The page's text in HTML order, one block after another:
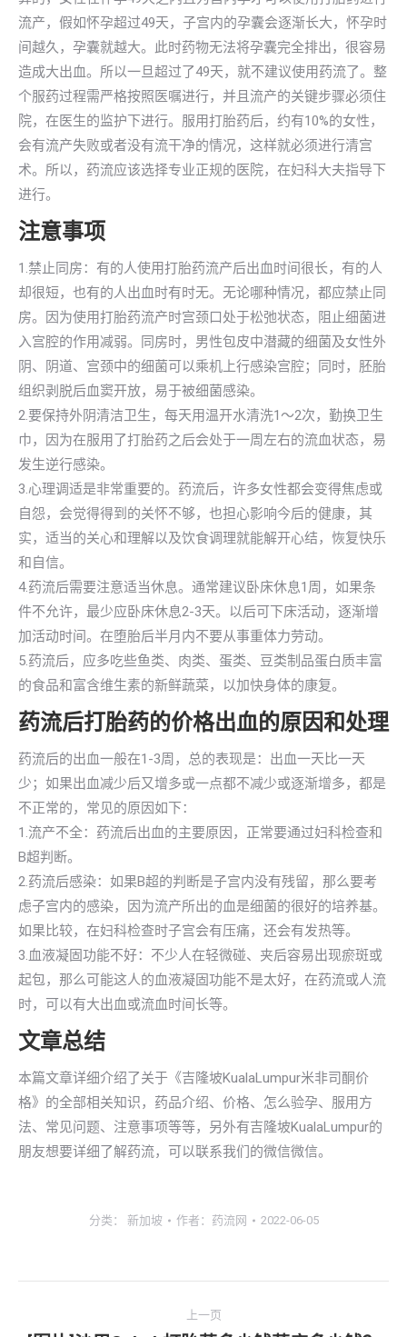
流产，假如怀孕超过49天，子宫内的孕囊会逐渐长大，怀孕时
间越久，孕囊就越大。此时药物无法将孕囊完全排出，很容易
造成大出血。所以一旦超过了49天，就不建议使用药流了。整
个服药过程需严格按照医嘱进行，并且流产的关键步骤必须住
院，在医生的监护下进行。服用打胎药后，约有10%的女性，
会有流产失败或者没有流干净的情况，这样就必须进行清宫
术。所以，药流应该选择专业正规的医院，在妇科大夫指导下
进行。
注意事项
1.禁止同房：有的人使用打胎药流产后出血时间很长，有的人
却很短，也有的人出血时有时无。无论哪种情况，都应禁止同
房。因为使用打胎药流产时宫颈口处于松弛状态，阻止细菌进
入宫腔的作用减弱。同房时，男性包皮中潜藏的细菌及女性外
阴、阴道、宫颈中的细菌可以乘机上行感染宫腔；同时，胚胎
组织剥脱后血窦开放，易于被细菌感染。
2.要保持外阴清洁卫生，每天用温开水清洗1～2次，勤换卫生
巾，因为在服用了打胎药之后会处于一周左右的流血状态，易
发生逆行感染。
3.心理调适是非常重要的。药流后，许多女性都会变得焦虑或
自怨，会觉得得到的关怀不够，也担心影响今后的健康，其
实，适当的关心和理解以及饮食调理就能解开心结，恢复快乐
和自信。
4.药流后需要注意适当休息。通常建议卧床休息1周，如果条
件不允许，最少应卧床休息2-3天。以后可下床活动，逐渐增
加活动时间。在堕胎后半月内不要从事重体力劳动。
5.药流后，应多吃些鱼类、肉类、蛋类、豆类制品蛋白质丰富
的食品和富含维生素的新鲜蔬菜，以加快身体的康复。
药流后打胎药的价格出血的原因和处理
药流后的出血一般在1-3周，总的表现是：出血一天比一天
少；如果出血减少后又增多或一点都不减少或逐渐增多，都是
不正常的，常见的原因如下：
1.流产不全：药流后出血的主要原因，正常要通过妇科检查和
B超判断。
2.药流后感染：如果B超的判断是子宫内没有残留，那么要考
虑子宫内的感染，因为流产所出的血是细菌的很好的培养基。
如果比较，在妇科检查时子宫会有压痛，还会有发热等。
3.血液凝固功能不好：不少人在轻微碰、夹后容易出现瘀斑或
起包，那么可能这人的血液凝固功能不是太好，在药流或人流
时，可以有大出血或流血时间长等。
文章总结
本篇文章详细介绍了关于《吉隆坡KualaLumpur米非司酮价
格》的全部相关知识，药品介绍、价格、怎么验孕、服用方
法、常见问题、注意事项等等，另外有吉隆坡KualaLumpur的
朋友想要详细了解药流，可以联系我们的微信微信。
分类： 新加坡 作者： 药流网 2022-06-05
上一页